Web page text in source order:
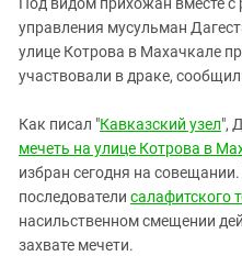
Северная Осетия - Алания
СКФО
Чечня
Южная Осетия
Южный Кавказ
ЮФО
управления мусульман
улице Котрова в Махачкале
участвовали в драке,
Как писал "Кавказский узел",
мечеть на улице Котрова в
избран сегодня на
последователи салафитского
насильственном смещении
захвате мечети.